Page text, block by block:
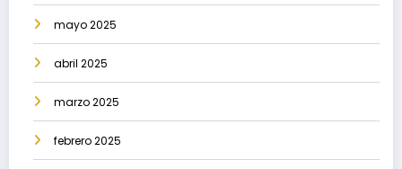
mayo 2025
abril 2025
marzo 2025
febrero 2025